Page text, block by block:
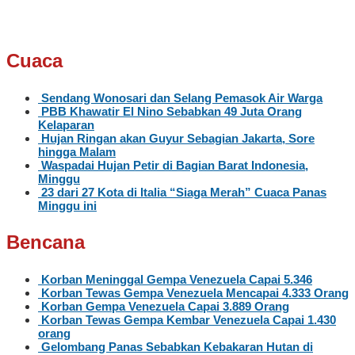
Cuaca
Sendang Wonosari dan Selang Pemasok Air Warga
PBB Khawatir El Nino Sebabkan 49 Juta Orang
Kelaparan
Hujan Ringan akan Guyur Sebagian Jakarta, Sore
hingga Malam
Waspadai Hujan Petir di Bagian Barat Indonesia,
Minggu
23 dari 27 Kota di Italia “Siaga Merah” Cuaca Panas
Minggu ini
Bencana
Korban Meninggal Gempa Venezuela Capai 5.346
Korban Tewas Gempa Venezuela Mencapai 4.333 Orang
Korban Gempa Venezuela Capai 3.889 Orang
Korban Tewas Gempa Kembar Venezuela Capai 1.430
orang
Gelombang Panas Sebabkan Kebakaran Hutan di